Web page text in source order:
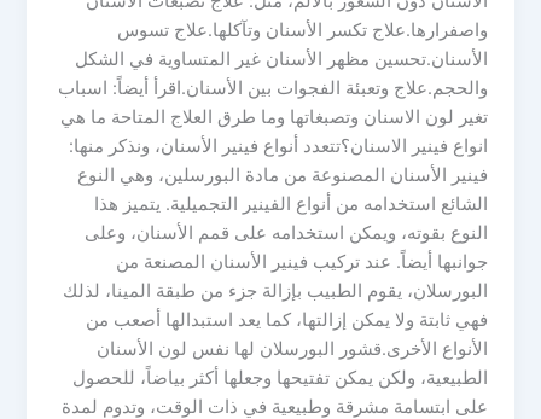
واصفرارها.علاج تكسر الأسنان وتآكلها.علاج تسوس
الأسنان.تحسين مظهر الأسنان غير المتساوية في الشكل
والحجم.علاج وتعبئة الفجوات بين الأسنان.اقرأ أيضاً: اسباب
تغير لون الاسنان وتصبغاتها وما طرق العلاج المتاحة ما هي
انواع فينير الاسنان؟تتعدد أنواع فينير الأسنان، ونذكر منها:
فينير الأسنان المصنوعة من مادة البورسلين، وهي النوع
الشائع استخدامه من أنواع الفينير التجميلية. يتميز هذا
النوع بقوته، ويمكن استخدامه على قمم الأسنان، وعلى
جوانبها أيضاً. عند تركيب فينير الأسنان المصنعة من
البورسلان، يقوم الطبيب بإزالة جزء من طبقة المينا، لذلك
فهي ثابتة ولا يمكن إزالتها، كما يعد استبدالها أصعب من
الأنواع الأخرى.قشور البورسلان لها نفس لون الأسنان
الطبيعية، ولكن يمكن تفتيحها وجعلها أكثر بياضاً، للحصول
على ابتسامة مشرقة وطبيعية في ذات الوقت، وتدوم لمدة